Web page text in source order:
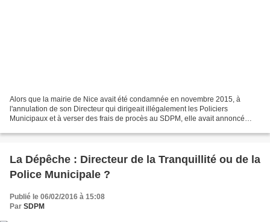
Alors que la mairie de Nice avait été condamnée en novembre 2015, à
l'annulation de son Directeur qui dirigeait illégalement les Policiers
Municipaux et à verser des frais de procès au SDPM, elle avait annoncé
La Dépêche : Directeur de la Tranquillité ou de la
Police Municipale ?
Publié le 06/02/2016 à 15:08
Par SDPM